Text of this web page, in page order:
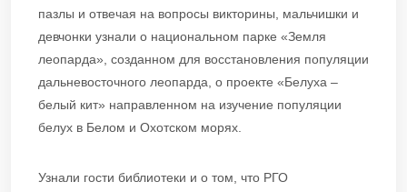
пазлы и отвечая на вопросы викторины, мальчишки и
девчонки узнали о национальном парке «Земля
леопарда», созданном для восстановления популяции
дальневосточного леопарда, о проекте «Белуха –
белый кит» направленном на изучение популяции
белух в Белом и Охотском морях.
Узнали гости библиотеки и о том, что РГО